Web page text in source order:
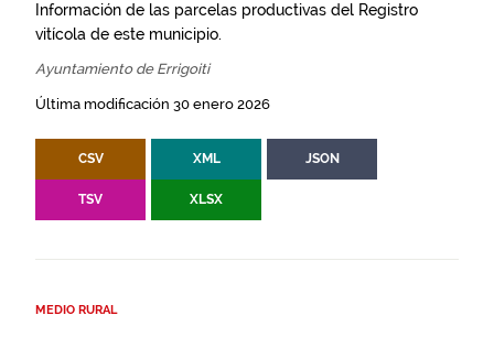
Información de las parcelas productivas del Registro
vitícola de este municipio.
Ayuntamiento de Errigoiti
Última modificación 30 enero 2026
CSV XML JSON
TSV XLSX
MEDIO RURAL